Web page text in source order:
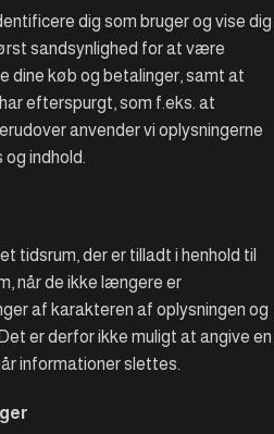
dig som bruger og vise dig
sandsynlighed for at være
dine køb og betalinger, samt at
efterspurgt, som f.eks. at
anvender vi oplysningerne
indhold.
tidsrum, der er tilladt i henhold til
når de ikke længere er
af karakteren af oplysningen og
er derfor ikke muligt at angive en
informationer slettes.